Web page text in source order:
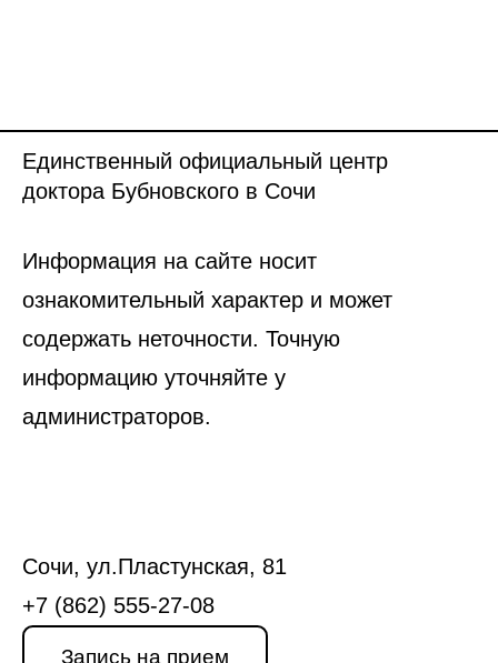
Единственный официальный центр
доктора Бубновского в Сочи
Информация на сайте носит
ознакомительный характер и может
содержать неточности. Точную
информацию уточняйте у
администраторов.
Сочи, ул.Пластунская, 81
+7 (862) 555-27-08
Запись на прием